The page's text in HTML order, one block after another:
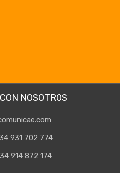
NOSOTROS
931 702 774
914 872 174